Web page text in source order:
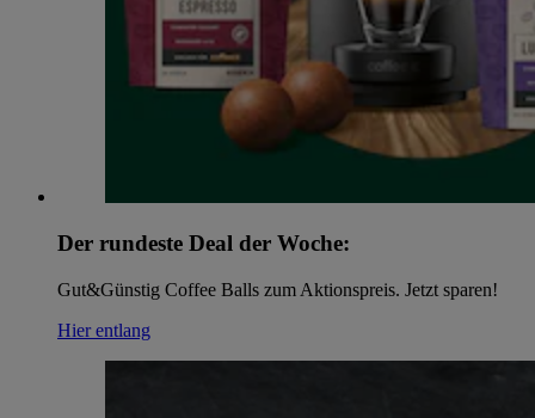
Der rundeste Deal der Woche:
Gut&Günstig Coffee Balls zum Aktionspreis. Jetzt sparen!
Hier entlang